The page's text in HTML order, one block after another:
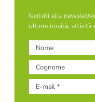
Iscriviti alla
ultime novità, attività